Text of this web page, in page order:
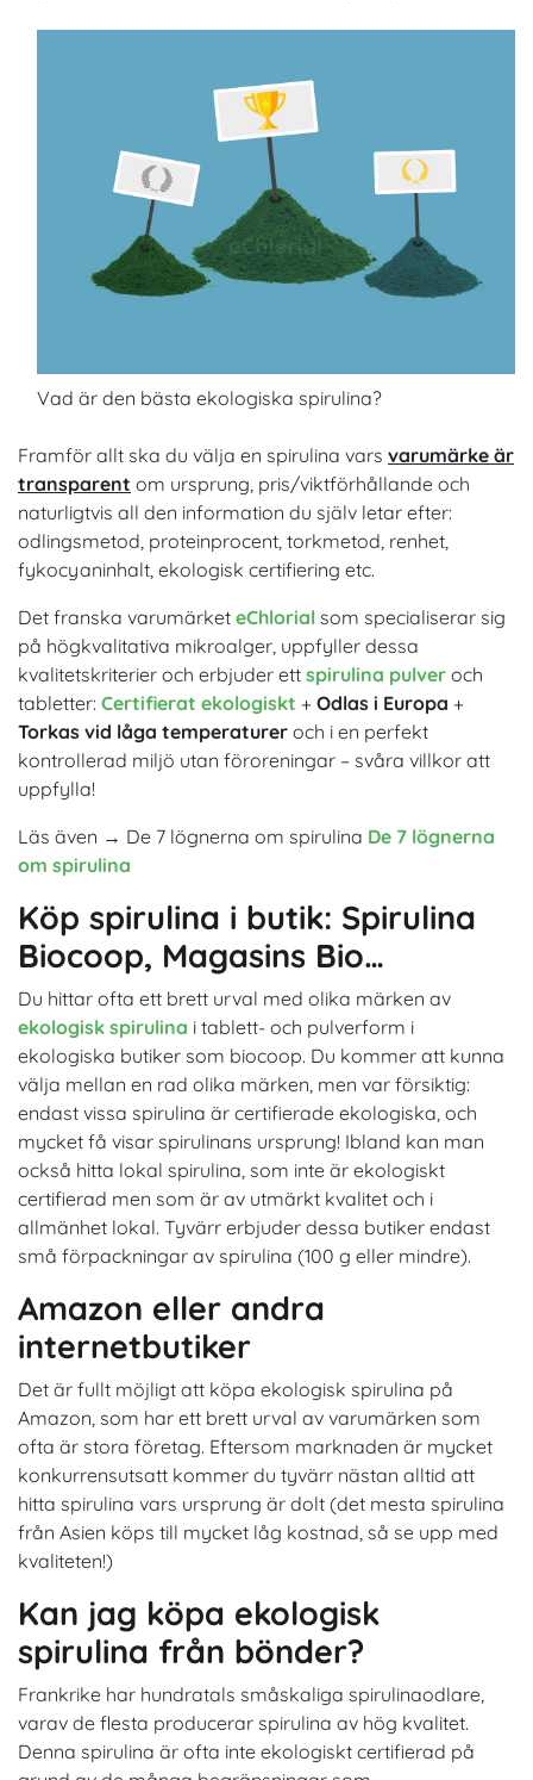
Vad är den bästa ekologiska spirulina?
Framför allt ska du välja en spirulina vars varumärke är
transparent om ursprung, pris/viktförhållande och
naturligtvis all den information du själv letar efter:
odlingsmetod, proteinprocent, torkmetod, renhet,
fykocyaninhalt, ekologisk certifiering etc.
Det franska varumärket eChlorial som specialiserar sig
på högkvalitativa mikroalger, uppfyller dessa
kvalitetskriterier och erbjuder ett spirulina pulver och
tabletter: Certifierat ekologiskt + Odlas i Europa +
Torkas vid låga temperaturer och i en perfekt
kontrollerad miljö utan föroreningar – svåra villkor att
uppfylla!
Läs även → De 7 lögnerna om spirulina De 7 lögnerna
om spirulina
Köp spirulina i butik: Spirulina
Biocoop, Magasins Bio…
Du hittar ofta ett brett urval med olika märken av
ekologisk spirulina i tablett- och pulverform i
ekologiska butiker som biocoop. Du kommer att kunna
välja mellan en rad olika märken, men var försiktig:
endast vissa spirulina är certifierade ekologiska, och
mycket få visar spirulinans ursprung! Ibland kan man
också hitta lokal spirulina, som inte är ekologiskt
certifierad men som är av utmärkt kvalitet och i
allmänhet lokal. Tyvärr erbjuder dessa butiker endast
små förpackningar av spirulina (100 g eller mindre).
Amazon eller andra
internetbutiker
Det är fullt möjligt att köpa ekologisk spirulina på
Amazon, som har ett brett urval av varumärken som
ofta är stora företag. Eftersom marknaden är mycket
konkurrensutsatt kommer du tyvärr nästan alltid att
hitta spirulina vars ursprung är dolt (det mesta spirulina
från Asien köps till mycket låg kostnad, så se upp med
kvaliteten!)
Kan jag köpa ekologisk
spirulina från bönder?
Frankrike har hundratals småskaliga spirulinaodlare,
varav de flesta producerar spirulina av hög kvalitet.
Denna spirulina är ofta inte ekologiskt certifierad på